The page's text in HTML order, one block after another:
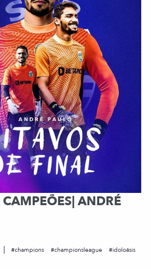
ANDRÉ
champions championsleague
idoloásis